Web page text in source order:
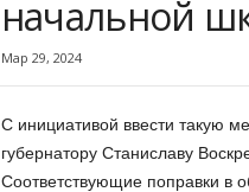
начальной
Мар 29, 2024
С инициативой ввести такую
губернатору Станиславу
Соответствующие поправки в